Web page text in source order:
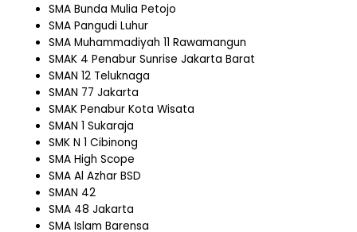
SMA Bunda Mulia Petojo
SMA Pangudi Luhur
SMA Muhammadiyah 11 Rawamangun
SMAK 4 Penabur Sunrise Jakarta Barat
SMAN 12 Teluknaga
SMAN 77 Jakarta
SMAK Penabur Kota Wisata
SMAN 1 Sukaraja
SMK N 1 Cibinong
SMA High Scope
SMA Al Azhar BSD
SMAN 42
SMA 48 Jakarta
SMA Islam Barensa